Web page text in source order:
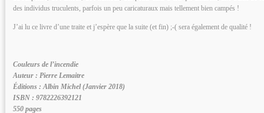
des individus truculents, parfois un peu caricaturaux mais tellement bien campés !
J’ai lu ce livre d’une traite et j’espère que la suite (et fin) ;-( sera également de qualité !
Couleurs de l’incendie
Auteur : Pierre Lemaitre
Éditions : Albin Michel (Janvier 2018)
ISBN : 9782226392121
550 pages